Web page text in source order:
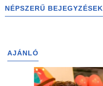
NÉPSZERŰ BEJEGYZÉSEK
AJÁNLÓ